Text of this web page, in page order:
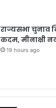
राज्यसभा चुनाव
कदम, मीनाक्षी
19 hours ago